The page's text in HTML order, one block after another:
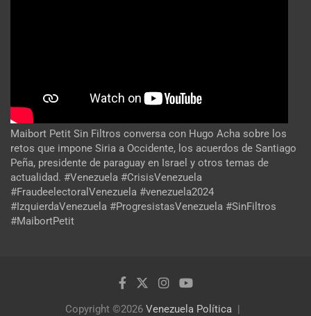
Maibort Petit Sin Filtros conversa con Hugo Acha sobre los
retos que impone Siria a Occidente, los acuerdos de Santiago
Peña, presidente de paraguay en Israel y otros temas de
actualidad. #Venezuela #CrisisVenezuela
#FraudeelectoralVenezuela #venezuela2024
#IzquierdaVenezuela #ProgresistasVenezuela #SinFiltros
#MaibortPetit
Copyright ©2026 Venezuela Política